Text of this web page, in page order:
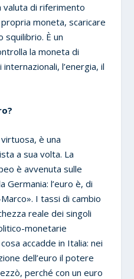
di riferimento
moneta, scaricare
squilibrio. È un
la moneta di
l’energia, il
virtuosa, è una
a sua volta. La
è avvenuta sulle
l’euro è, di
I tassi di cambio
reale dei singoli
monetarie
accadde in Italia: nei
dell’euro il potere
perché con un euro